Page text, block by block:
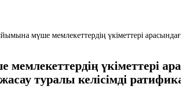
мүше мемлекеттердің үкіметтері
үкіметтері
туралы келісімді